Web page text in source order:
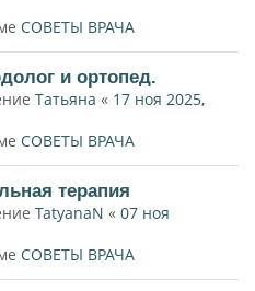
СОВЕТЫ ВРАЧА
и ортопед.
Татьяна « 17 ноя 2025,
СОВЕТЫ ВРАЧА
терапия
TatyanaN « 07 ноя
СОВЕТЫ ВРАЧА